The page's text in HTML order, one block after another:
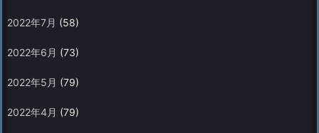
2022年7月 (58)
2022年6月 (73)
2022年5月 (79)
2022年4月 (79)